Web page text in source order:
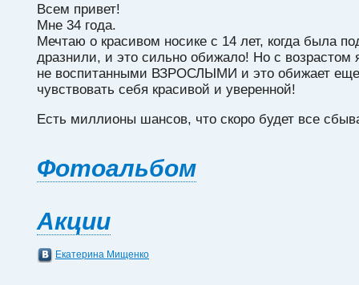
Всем привет!
Мне 34 года.
Мечтаю о красивом носике с 14 лет, когда была
дразнили, и это сильно обижало! Но с возрастом
не воспитанными ВЗРОСЛЫМИ и это обижает еще
чувствовать себя красивой и уверенной!
Есть миллионы шансов, что скоро будет все
Фотоальбом
Акции
Екатерина Мищенко